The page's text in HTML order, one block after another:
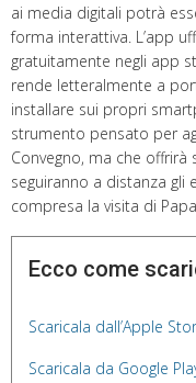
ai media digitali potrà
forma interattiva. L’app
gratuitamente negli app
rende letteralmente a
installare sui propri
strumento pensato per
Convegno, ma che offrirà
seguiranno a distanza gli
compresa la visita di
Ecco come
Scaricala dall’Apple
Scaricala da Google